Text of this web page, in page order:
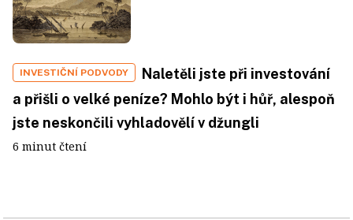
INVESTIČNÍ PODVODY
Naletěli jste při investování
a přišli o velké peníze? Mohlo být i hůř, alespoň
jste neskončili vyhladovělí v džungli
6 minut čtení